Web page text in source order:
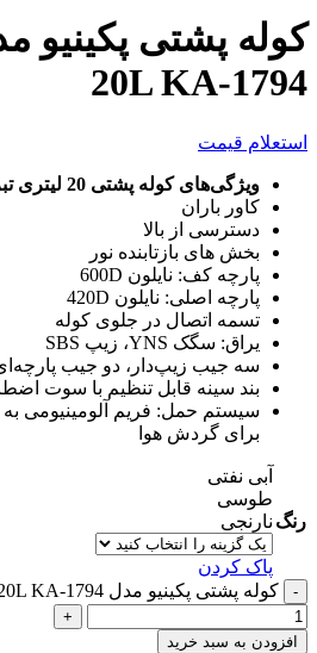
20L KA-1794
استعلام قیمت
ویژگی‌های کوله پشتی 20 لیتری تبریز
کاور باران
دسترسی از بالا
بخش های بازتابنده نور
پارچه کف: نایلون 600D
پارچه اصلی: نایلون 420D
تسمه اتصال در جلوی کوله
یراق: سگک YNS، زیپ SBS
سه جیب زیپ‌دار، دو جیب
بند سینه قابل تنظیم با سوت
سیستم حمل: فریم آلومینیومی
برای گردش هوا
رنگ
آبی نفتی
طوسی
نارنجی
پاک کردن
کوله پشتی پکینیو مدل TABRIZ 20L KA-1794 عدد
افزودن به سبد خرید